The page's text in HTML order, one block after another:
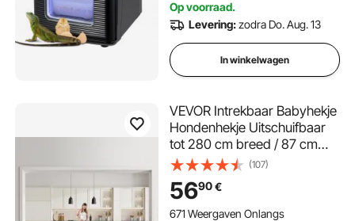
Op voorraad.
Levering:zodra Do. Aug. 13
In winkelwagen
VEVOR Intrekbaar Babyhekje
Hondenhekje Uitschuifbaar
tot 280 cm breed / 87 cm
hoog, Huisdierhekje van gaas
voor binnen Trappen Deuren
Gangen Speelkamers,
Traphekje Wit
(107)
5690€
671 Weergaven Onlangs